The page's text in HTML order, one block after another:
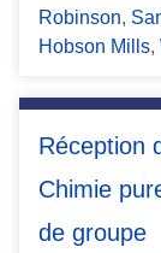
Robinson,
Hobson Mills,
Réception
Chimie
de groupe